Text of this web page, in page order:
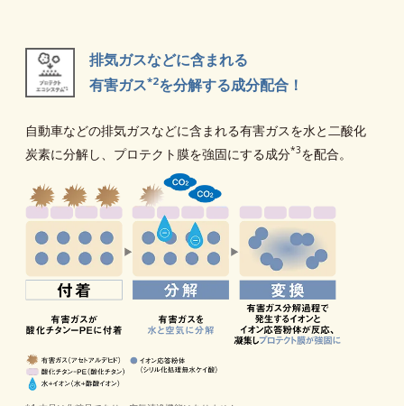
排気ガスなどに含まれる
有害ガス*2を分解する成分配合！
自動車などの排気ガスなどに含まれる有害ガスを水と二酸化
炭素に分解し、プロテクト膜を強固にする成分*3を配合。